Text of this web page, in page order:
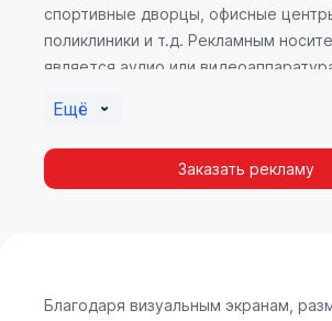
спортивные дворцы, офисные
поликлиники и т.д. Рекламным
является аудио или
эффективность приносит такой вид
местах продаж, поскольку
покупателя в момент выбора товара
Indoor рекламы.
Ещё
Заказать рекламу
Благодаря визуальным экранам,